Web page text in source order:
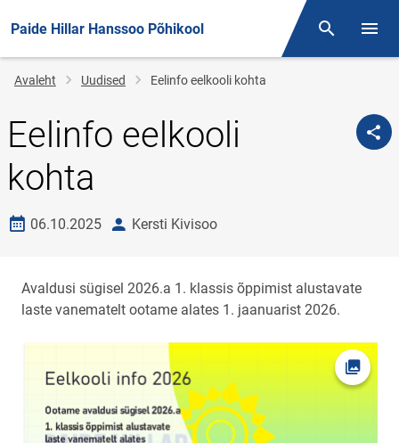
Paide Hillar Hanssoo Põhikool Otsing
Jälglink
Avaleht Uudised Eelinfo eelkooli kohta
Eelinfo eelkooli
kohta
Loomise kuupäev
06.10.2025 autorKersti Kivisoo
Avaldusi sügisel 2026.a 1. klassis õppimist alustavate
laste vanematelt ootame alates 1. jaanuarist 2026.
Ava